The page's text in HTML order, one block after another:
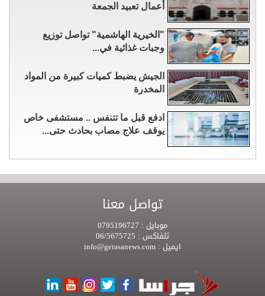
أعمال تعبيد الجمعة
"الخيرية الهاشمية" تواصل توزيع
وجبات غذائية في...
الجيش يضبط كميات كبيرة من المواد
المخدرة
ادفع قبل ما تتنفس .. مستشفى خاص
يوقف علاج مصاب بحادث حتى...
تواصل معنا
موبايل :
تلفاكس :
ايميل :